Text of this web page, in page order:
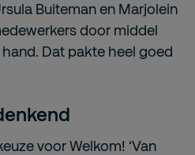
Buiteman en Marjolein
door middel
Dat pakte heel goed
voor Welkom! ‘Van